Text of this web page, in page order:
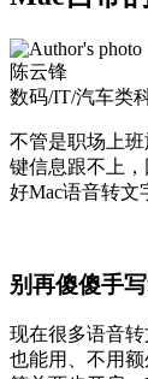
陈云锋
数码/IT/汽车类
不管是职场上
键信息跟不上
好Mac语音转文
别再傻傻手
现在很多语音
也能用、不用